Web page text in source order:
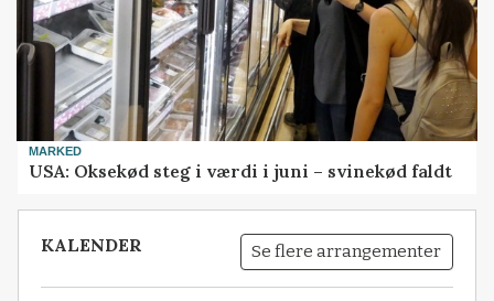
MARKED
USA: Oksekød steg i værdi i juni – svinekød faldt
KALENDER Se flere arrangementer